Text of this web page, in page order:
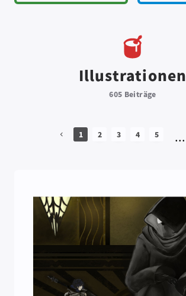
Illustrationen
605 Beiträge
1 2 3 4 5 ...